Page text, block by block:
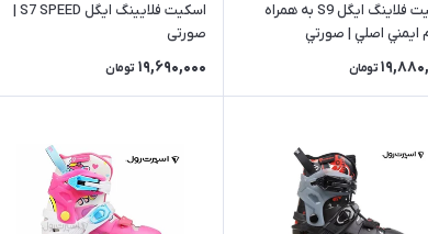
اسکیت فلاینگ ایگل S9 به همراه
ايمني اصلي | صورتي
تومان
اسکیت فلایینگ ایگل S7 SPEED |
صورتی
19,690,000 تومان